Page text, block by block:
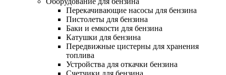
Перекачивающие насосы для бензина
Пистолеты для бензина
Баки и емкости для бензина
Катушки для бензина
Передвижные цистерны для хранения
топлива
Устройства для откачки бензина